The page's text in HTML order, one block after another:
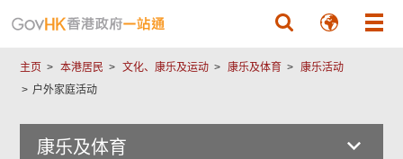
主页 本港居民 文化、康乐及运动 康乐及体育
康乐活动
户外家庭活动
康乐及体育